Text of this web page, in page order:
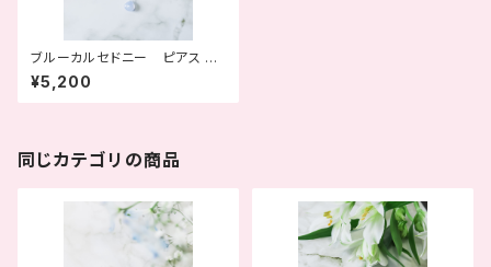
ブルーカルセドニー ピアス
(大空のかけら)
¥5,200
同じカテゴリの商品